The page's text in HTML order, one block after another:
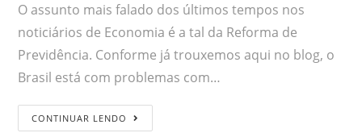
O assunto mais falado dos últimos tempos nos
noticiários de Economia é a tal da Reforma de
Previdência. Conforme já trouxemos aqui no blog, o
Brasil está com problemas com…
CONTINUAR LENDO